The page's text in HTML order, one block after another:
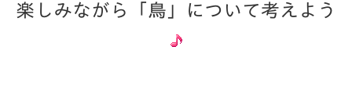
楽しみながら「鳥」について考えよう